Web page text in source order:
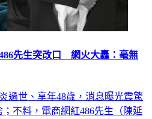
先生突改口 網火大轟：毫無
過世、享年48歲，消息曝光震驚